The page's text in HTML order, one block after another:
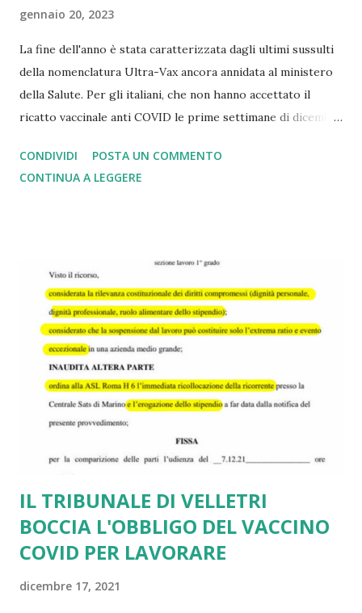
gennaio 20, 2023
La fine dell'anno è stata caratterizzata dagli ultimi sussulti
della nomenclatura Ultra-Vax ancora annidata al ministero
della Salute. Per gli italiani, che non hanno accettato il
ricatto vaccinale anti COVID le prime settimane di dicembre
di Addebito della sanzione di Euro 100. In realtà questa
volta si è trattato di un “colpo a salve”, di un atto fine a
parola fine a tale vergognosa pagina della storia
repubblicana. L'art. 7 al comma 1bis - introdotto dalla legge
di conversione - del D.L. 162/2022 ha sospeso sino al 30
giugno 2023 le attività e i procedimenti di irrogazione della
sanzione previsti dall'articolo 4-sexies, commi 3, 4 e 6, del
decreto-legge 1° aprile 2021, n. 44 La norma sospensiva
peraltro non brilla per chiarezza e coerenz...
CONDIVIDI
POSTA UN COMMENTO
CONTINUA A LEGGERE
IL TRIBUNALE DI VELLETRI
BOCCIA L'OBBLIGO DEL VACCINO
COVID PER LAVORARE
dicembre 17, 2021